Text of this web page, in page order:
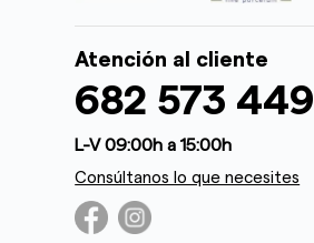
Atención al cliente
682 573 449
L-V 09:00h a 15:00h
Consúltanos lo que necesites